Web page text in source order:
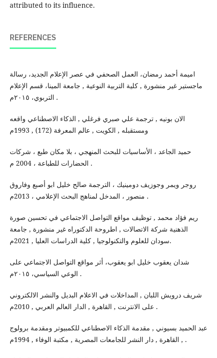
attributed to its influence.
REFERENCES
اميمة أحمد رمضان، العمل الصحفي في عصر الإعلام الجديد، رسالة
ماجستير غير منشورة , كلية التربية النوعية , جامعة المينا، قسم الإعلام
التربوي، ٢٠١٥م .
الان بونيه , ترجمة علي صبري فرغلي , الذكاء الاصطناعي واقعه
ومستقبله , الكويت , عالم المعرفة (172) , 1993م
حميد الجاعد ، الأساسيات للبحث المنهجي ، بلا مكان طبع ، شركات
الحضارات للطباعة ، 2004 م .
روجر ويمر وجوزيف دومينيك ، الترجمة صالح خليل ابو أصبع وفاروق
منصور ، المدخل لمناهج البحث الإعلامي ، 2013م .
ريم فؤاد محمد , توظيف مواقع التواصل الاجتماعي في تحسين صورة
الذهنية شركة الاتصالات , اطروحة الدكتوراه غير منشورة , جامعة
سودان للعلوم والتكنولوجيا , كلية الدراسات العليا , 2021م.
شدان يعقوب خليل ابو يعقوب، أثر مواقع التواصل الاجتماعي على
الوعي السياسي، ٢٠١٥م .
شريف درويش اللبان , المداخلات في الاعلام البديل والنشر الالكتروني
على الانترنت , القاهرة , الدار العالم العربي , 2010م .
عبد الحميد بسيوني , مقدمة الذكاء الاصطناعي للكمبيوتر ومقدمة برولوج
, القاهرة , دار النشر للجامعات المصرية , مكتبة الوفاء , 1994م .